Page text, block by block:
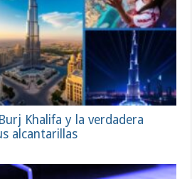
Khalifa y la verdadera
alcantarillas